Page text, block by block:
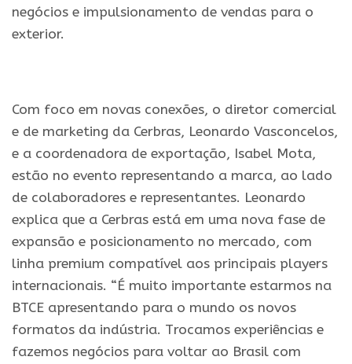
negócios e impulsionamento de vendas para o
exterior.
Com foco em novas conexões, o diretor comercial
e de marketing da Cerbras, Leonardo Vasconcelos,
e a coordenadora de exportação, Isabel Mota,
estão no evento representando a marca, ao lado
de colaboradores e representantes. Leonardo
explica que a Cerbras está em uma nova fase de
expansão e posicionamento no mercado, com
linha premium compatível aos principais players
internacionais. “É muito importante estarmos na
BTCE apresentando para o mundo os novos
formatos da indústria. Trocamos experiências e
fazemos negócios para voltar ao Brasil com